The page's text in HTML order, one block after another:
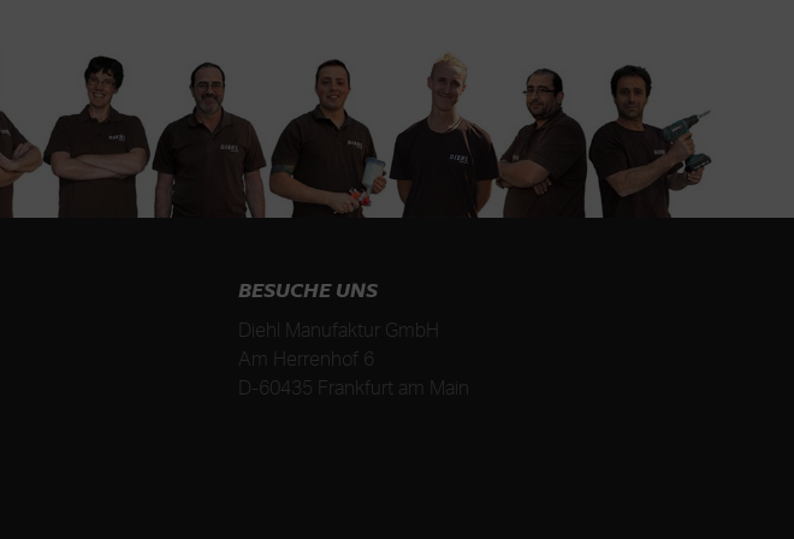
BESUCHE UNS
Diehl Manufaktur GmbH
Am Herrenhof 6
D-60435 Frankfurt am Main